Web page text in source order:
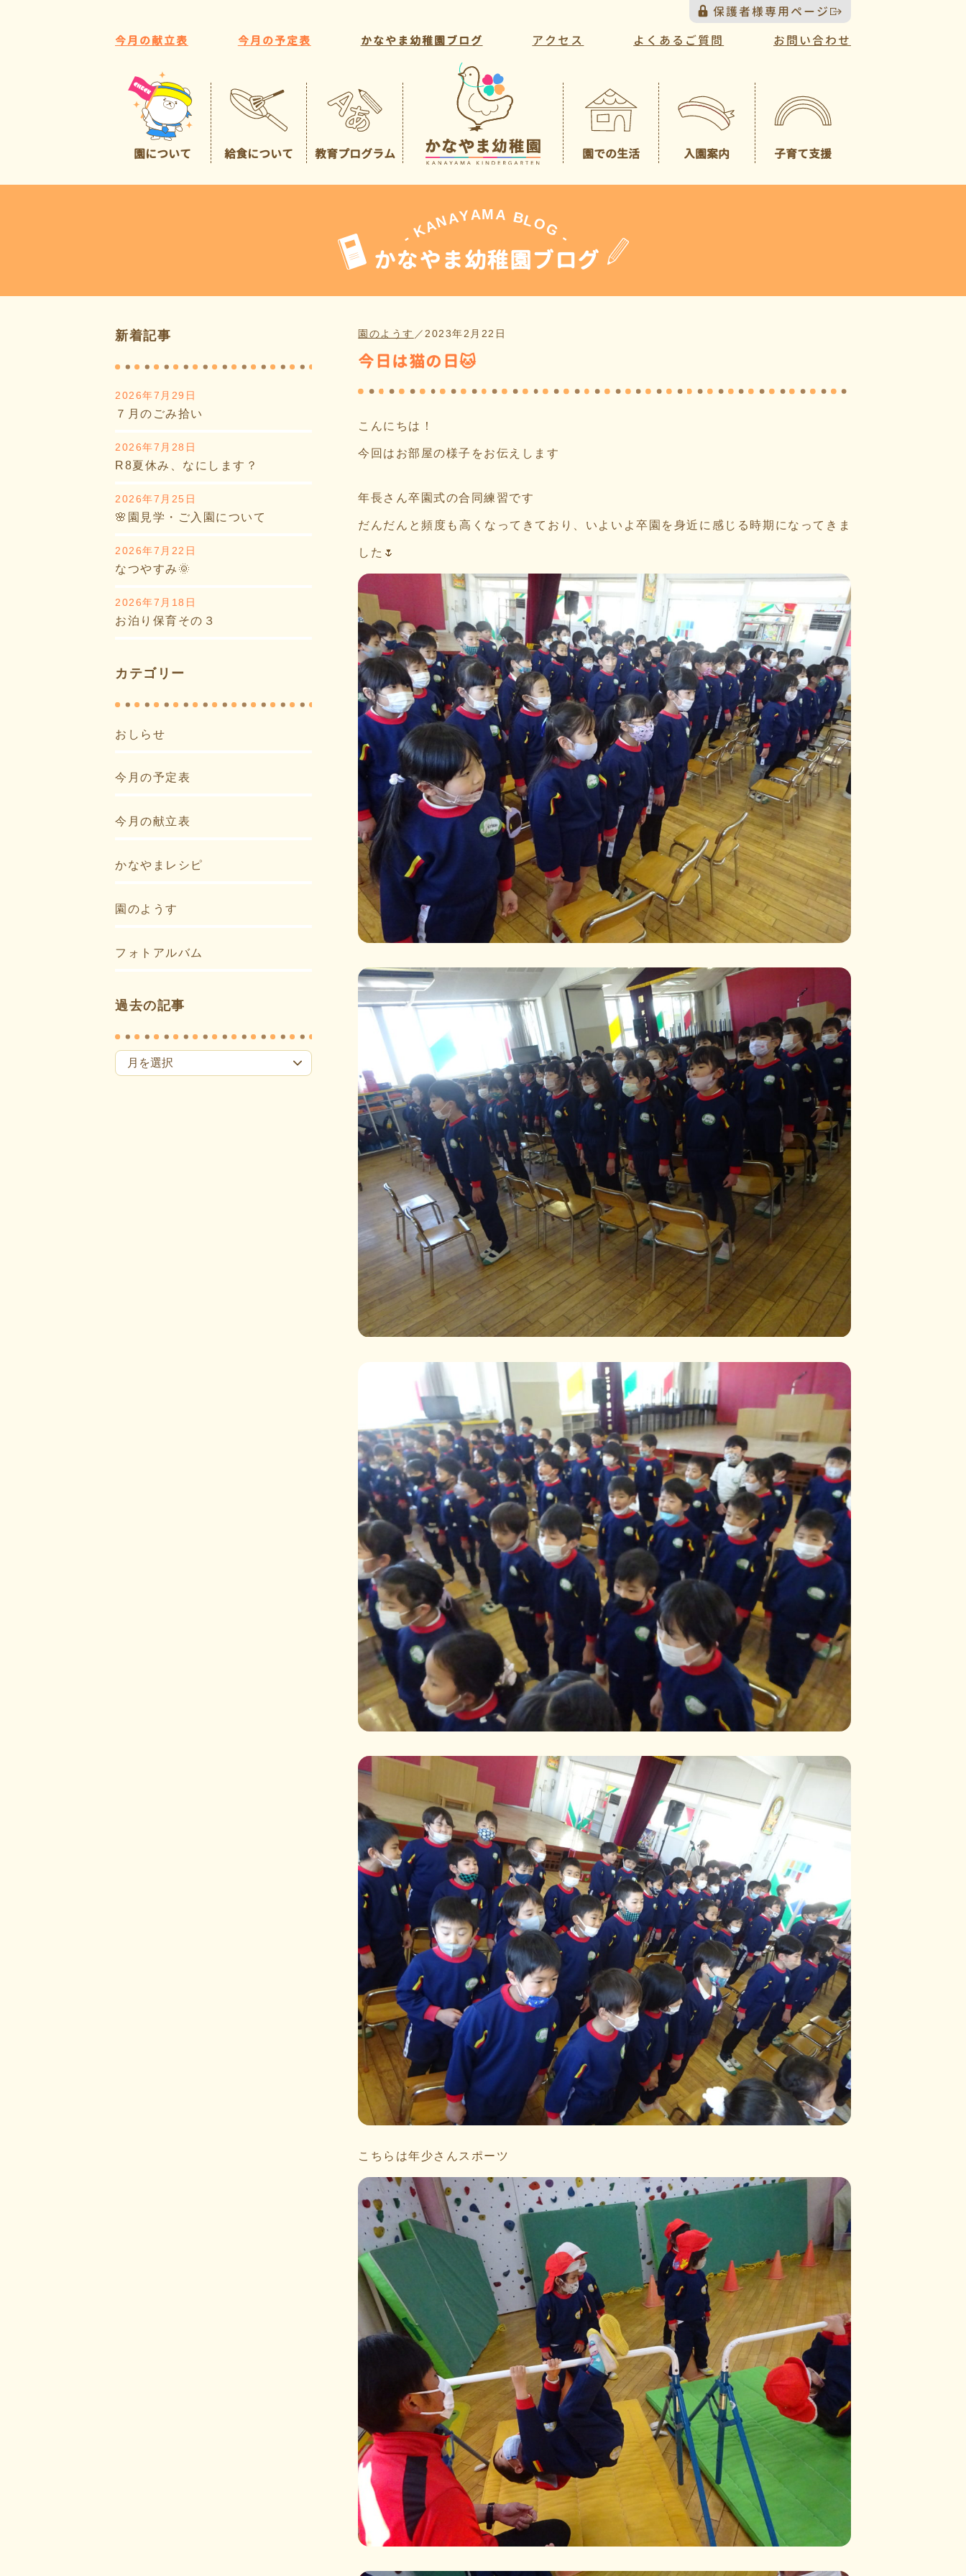
保護者様専用ページ
今月の献立表 今月の予定表 かなやま幼稚園ブログ アクセス よくあるご質問 お問い合わせ
園について
給食について
給食について 教育プログラム
教育活動
園での生活
一日の様子
入園案内
園見学について
子育て支援
（未就園児クラス）
一時預かり
- KANAYAMA BLOG -
かなやま幼稚園ブログ
新着記事
2026年7月29日
７月のごみ拾い
2026年7月28日
R8夏休み、なにします？
2026年7月25日
🌸園見学・ご入園について
2026年7月22日
なつやすみ🌞
2026年7月18日
お泊り保育その３
カテゴリー
おしらせ
今月の予定表
今月の献立表
かなやまレシピ
園のようす
フォトアルバム
過去の記事
園のようす ／ 2023年2月22日
今日は猫の日🐱
こんにちは！
今回はお部屋の様子をお伝えします
年長さん卒園式の合同練習です
だんだんと頻度も高くなってきており、いよいよ卒園を身近に感じる時期になってきま
した🌷
こちらは年少さんスポーツ